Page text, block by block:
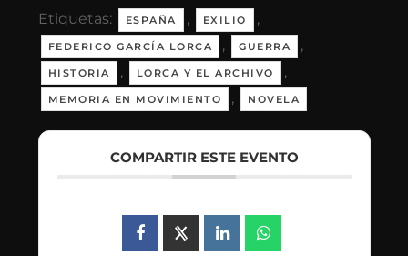
Etiquetas: ESPAÑA , EXILIO ,
FEDERICO GARCÍA LORCA , GUERRA ,
HISTORIA , LORCA Y EL ARCHIVO ,
MEMORIA EN MOVIMIENTO , NOVELA
COMPARTIR ESTE EVENTO